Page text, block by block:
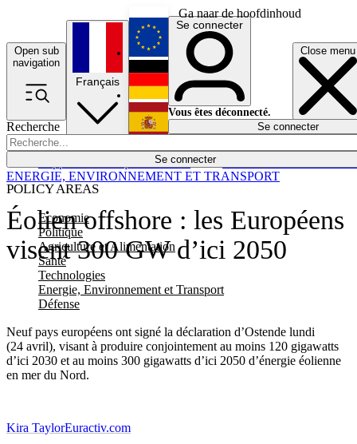
Ga naar de hoofdinhoud
Open sub
navigation
Close menu
Recherche
Se connecter
POLICY AREAS
Economie
Politique
Agriculture et Alimentation
Santé
Technologies
Energie, Environnement et Transport
Défense
Économie
Français
English
Deutsch
Español
Se connecter
Vous êtes déconnecté.
Se connecter
Éolien offshore : les Européens
visent 300 GW d’ici 2050
Neuf pays européens ont signé la déclaration d’Ostende lundi
(24 avril), visant à produire conjointement au moins 120 gigawatts
d’ici 2030 et au moins 300 gigawatts d’ici 2050 d’énergie éolienne
en mer du Nord.
ENERGIE, ENVIRONNEMENT ET TRANSPORT
Kira TaylorEuractiv.com